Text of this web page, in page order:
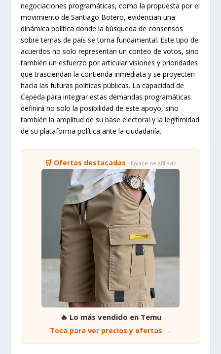
negociaciones programáticas, como la propuesta por el
movimiento de Santiago Botero, evidencian una
dinámica política donde la búsqueda de consensos
sobre temas de país se torna fundamental. Este tipo de
acuerdos no solo representan un conteo de votos, sino
también un esfuerzo por articular visiones y prioridades
que trasciendan la contienda inmediata y se proyecten
hacia las futuras políticas públicas. La capacidad de
Cepeda para integrar estas demandas programáticas
definirá no solo la posibilidad de este apoyo, sino
también la amplitud de su base electoral y la legitimidad
de su plataforma política ante la ciudadanía.
🛒 Ofertas destacadas · Enlace de afiliado
🔥 Lo más vendido en Temu
Toca para ver precios y ofertas →